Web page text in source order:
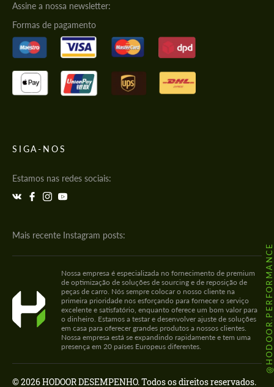
Assine a nossa newsletter:
Formas de pagamento
SIGA-NOS
Estamos nas redes sociais:
Mais recente Instagram posts:
@HODOOR.PERFORMANCE
Nossa empresa é especializada no fornecimento de premium
de optimização de soluções de sourcing e de reposição de
peças de carro. Nós sempre colocar o nosso cliente na
primeira prioridade nos esforçando para fornecer o serviço
excelente e satisfatório, enquanto oferece um bom valor para
o dinheiro. Estamos a testar e desenvolver ajuste de soluções
em casa para oferecer grandes produtos a nossos clientes.
Nossa empresa está se expandindo rapidamente e tem uma
presença em 20 países Europeus diferentes.
© 2026 HODOOR DESEMPENHO. Todos os direitos reservados.